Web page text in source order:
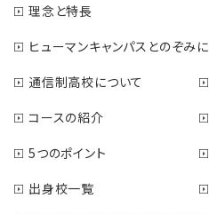
理念と特長
ヒューマンキャンパスとのぞみ
通信制高校について
コースの紹介
5つのポイント
出身校一覧